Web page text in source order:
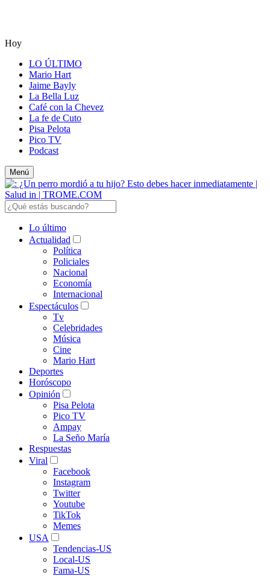
Hoy
LO ÚLTIMO
Mario Hart
Jaime Bayly
La Bella Luz
Café con la Chevez
La fe de Cuto
Pisa Pelota
Pico TV
Podcast
Menú
Lo último
Actualidad
Política
Policiales
Nacional
Economía
Internacional
Espectáculos
Tv
Celebridades
Música
Cine
Mario Hart
Deportes
Horóscopo
Opinión
Pisa Pelota
Pico TV
Ampay
La Seño María
Respuestas
Viral
Facebook
Instagram
Twitter
Youtube
TikTok
Memes
USA
Tendencias-US
Local-US
Fama-US